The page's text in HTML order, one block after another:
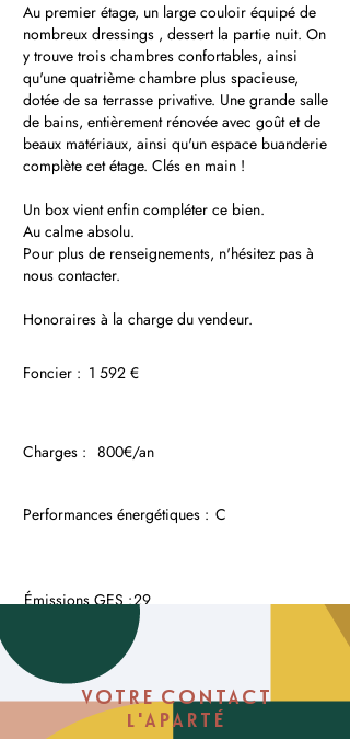
Au premier étage, un large couloir équipé de
nombreux dressings , dessert la partie nuit. On
y trouve trois chambres confortables, ainsi
qu'une quatrième chambre plus spacieuse,
dotée de sa terrasse privative. Une grande salle
de bains, entièrement rénovée avec goût et de
beaux matériaux, ainsi qu'un espace buanderie
complète cet étage. Clés en main !
Un box vient enfin compléter ce bien.
Au calme absolu.
Pour plus de renseignements, n'hésitez pas à
nous contacter.
Honoraires à la charge du vendeur.
Foncier : 1 592 €
Charges : 800€/an
Performances énergétiques : C
Émissions GES :29
VOTRE CONTACT
l'APARTÉ